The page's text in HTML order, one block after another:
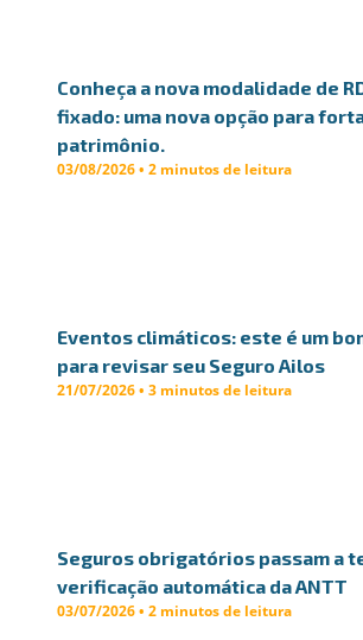
Conheça a nova modalidade de
fixado: uma nova opção para
patrimônio.
03/08/2026 • 2 minutos de leitura
Eventos climáticos: este é um
para revisar seu Seguro Ailos
21/07/2026 • 3 minutos de leitura
Seguros obrigatórios passam a
verificação automática da ANTT
03/07/2026 • 2 minutos de leitura